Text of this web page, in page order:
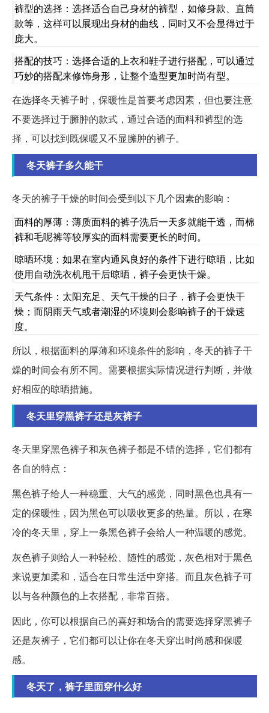
裤型的选择：选择适合自己身材的裤型，如修身款、直筒
款等，这样可以展现出身材的曲线，同时又不会显得过于
庞大。
搭配的技巧：选择合适的上衣和鞋子进行搭配，可以通过
巧妙的搭配来修饰身形，让整个造型更加时尚有型。
在选择冬天裤子时，保暖性是首要考虑因素，但也要注意
不要选择过于臃肿的款式，通过合适的面料和裤型的选
择，可以找到既保暖又不显臃肿的裤子。
冬天裤子多久能干
冬天的裤子干燥的时间会受到以下几个因素的影响：
面料的厚薄：薄质面料的裤子洗后一天多就能干透，而棉
裤和毛呢裤等较厚实的面料需要更长的时间。
晾晒环境：如果在室内通风良好的条件下进行晾晒，比如
使用自动洗衣机甩干后晾晒，裤子会更快干燥。
天气条件：太阳充足、天气干燥的日子，裤子会更快干
燥；而阴雨天气或者潮湿的环境则会影响裤子的干燥速
度。
所以，根据面料的厚薄和环境条件的影响，冬天的裤子干
燥的时间会有所不同。需要根据实际情况进行判断，并做
好相应的晾晒措施。
冬天里穿黑裤子还是灰裤子
冬天里穿黑色裤子和灰色裤子都是不错的选择，它们都有
各自的特点：
黑色裤子给人一种稳重、大气的感觉，同时黑色也具有一
定的保暖性，因为黑色可以吸收更多的热量。所以，在寒
冷的冬天里，穿上一条黑色裤子会给人一种温暖的感觉。
灰色裤子则给人一种轻松、随性的感觉，灰色相对于黑色
来说更加柔和，适合在日常生活中穿搭。而且灰色裤子可
以与各种颜色的上衣搭配，非常百搭。
因此，你可以根据自己的喜好和场合的需要选择穿黑裤子
还是灰裤子，它们都可以让你在冬天穿出时尚感和保暖
感。
冬天了，裤子里面穿什么好